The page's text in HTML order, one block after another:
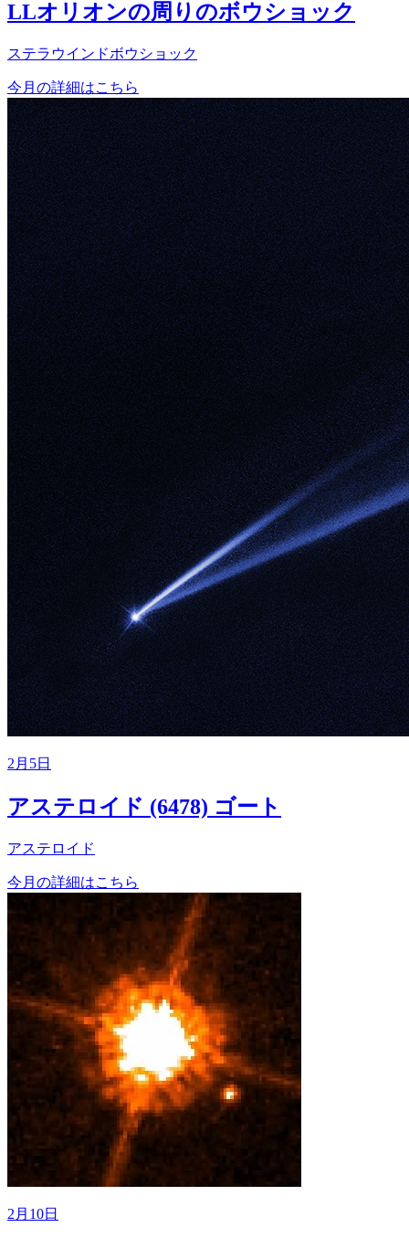
LLオリオンの周りのボウショック
ステラウインドボウショック
今月の詳細はこちら
2月5日
アステロイド (6478) ゴート
アステロイド
今月の詳細はこちら
2月10日